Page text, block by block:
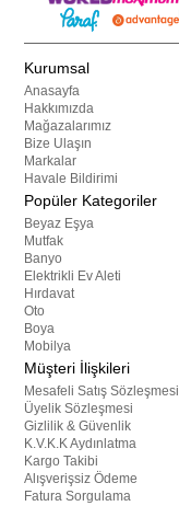
Kurumsal
Anasayfa
Hakkımızda
Mağazalarımız
Bize Ulaşın
Markalar
Havale Bildirimi
Popüler Kategoriler
Beyaz Eşya
Mutfak
Banyo
Elektrikli Ev Aleti
Hırdavat
Oto
Boya
Mobilya
Müşteri İlişkileri
Mesafeli Satış Sözleşmesi
Üyelik Sözleşmesi
Gizlilik & Güvenlik
K.V.K.K Aydınlatma
Kargo Takibi
Alışverişsiz Ödeme
Fatura Sorgulama